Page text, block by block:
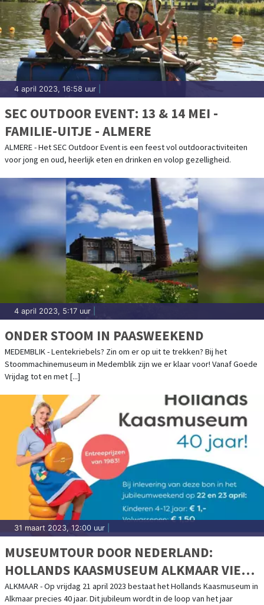
4 april 2023, 16:58 uur
SEC OUTDOOR EVENT: 13 & 14 MEI -
FAMILIE-UITJE - ALMERE
ALMERE - Het SEC Outdoor Event is een feest vol outdooractiviteiten
voor jong en oud, heerlijk eten en drinken en volop gezelligheid.
4 april 2023, 5:17 uur
ONDER STOOM IN PAASWEEKEND
MEDEMBLIK - Lentekriebels? Zin om er op uit te trekken? Bij het
Stoommachinemuseum in Medemblik zijn we er klaar voor! Vanaf Goede
Vrijdag tot en met [...]
31 maart 2023, 12:00 uur
MUSEUMTOUR DOOR NEDERLAND:
HOLLANDS KAASMUSEUM ALKMAAR VIERT
40-JARIG JUBILEUM
ALKMAAR - Op vrijdag 21 april 2023 bestaat het Hollands Kaasmuseum in
Alkmaar precies 40 jaar. Dit jubileum wordt in de loop van het jaar